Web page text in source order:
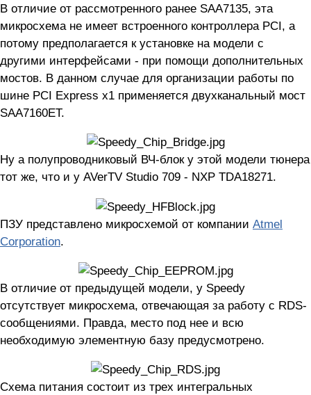
В отличие от рассмотренного ранее SAA7135, эта
микросхема не имеет встроенного контроллера PCI, а
потому предполагается к установке на модели с
другими интерфейсами - при помощи дополнительных
мостов. В данном случае для организации работы по
шине PCI Express x1 применяется двухканальный мост
SAA7160ET.
Ну а полупроводниковый ВЧ-блок у этой модели тюнера
тот же, что и у AVerTV Studio 709 - NXP TDA18271.
ПЗУ представлено микросхемой от компании Atmel
Corporation.
В отличие от предыдущей модели, у Speedy
отсутствует микросхема, отвечающая за работу с RDS-
сообщениями. Правда, место под нее и всю
необходимую элементную базу предусмотрено.
Схема питания состоит из трех интегральных